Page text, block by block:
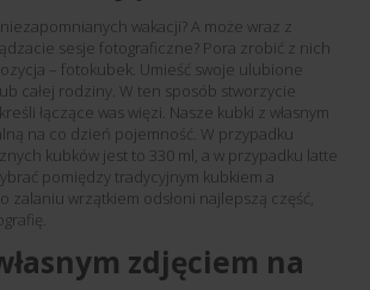
wakacji? A może wraz z
sesje fotograficzne? Pora zrobić z nich
– fotokubek. Umieść swoje ulubione
całej rodziny. W ten sposób stworzycie
łączące was więzi. Nasze kubki z własnym
na co dzień pojemność. W przypadku
kubków jest to 330 ml, a w przypadku latte
pomiędzy tradycyjnym kubkiem a
zalaniu wrzątkiem odsłoni najlepszą część,
zdjęciem na